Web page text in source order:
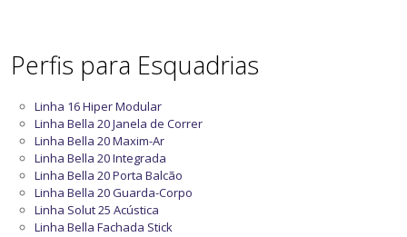
Perfis para Esquadrias
Linha 16 Hiper Modular
Linha Bella 20 Janela de Correr
Linha Bella 20 Maxim-Ar
Linha Bella 20 Integrada
Linha Bella 20 Porta Balcão
Linha Bella 20 Guarda-Corpo
Linha Solut 25 Acústica
Linha Bella Fachada Stick